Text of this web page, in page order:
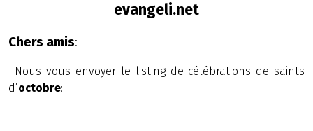
evangeli.net
Chers amis:
Nous vous envoyer le listing de célébrations de saints
d’octobre: